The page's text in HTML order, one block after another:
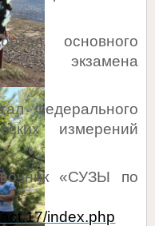
основного
экзамена
Федерального
измерений
«СУЗЫ по
index.php